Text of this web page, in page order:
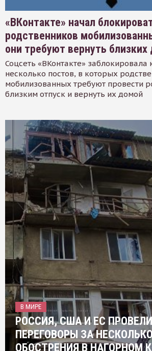
«ВКонтакте» начал
родственников
они требуют вернуть близких
Соцсеть «ВКонтакте»
несколько постов, в которых
мобилизованных требуют провести
близким отпуск и вернуть их домой
В МИРЕ
РОССИЯ, США И ЕС
ПЕРЕГОВОРЫ ЗА
ОБОСТРЕНИЯ В НАГОРНОМ